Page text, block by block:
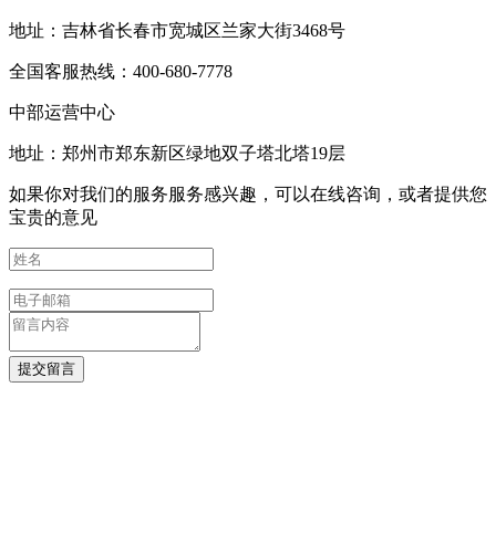
地址：吉林省长春市宽城区兰家大街3468号
全国客服热线：400-680-7778
中部运营中心
地址：郑州市郑东新区绿地双子塔北塔19层
如果你对我们的服务服务感兴趣，可以在线咨询，或者提供您
宝贵的意见
提交留言